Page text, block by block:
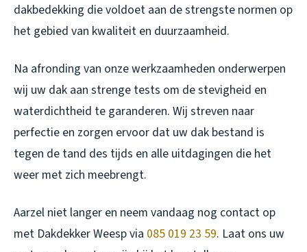
dakbedekking die voldoet aan de strengste normen op
het gebied van kwaliteit en duurzaamheid.
Na afronding van onze werkzaamheden onderwerpen
wij uw dak aan strenge tests om de stevigheid en
waterdichtheid te garanderen. Wij streven naar
perfectie en zorgen ervoor dat uw dak bestand is
tegen de tand des tijds en alle uitdagingen die het
weer met zich meebrengt.
Aarzel niet langer en neem vandaag nog contact op
met Dakdekker Weesp via 085 019 23 59. Laat ons uw